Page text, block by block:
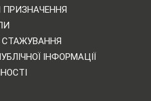
ПРИЗНАЧЕННЯ
ІНФОРМАЦІЇ